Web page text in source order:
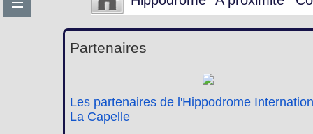
Partenaires
Les partenaires de l'Hippodrome
La Capelle